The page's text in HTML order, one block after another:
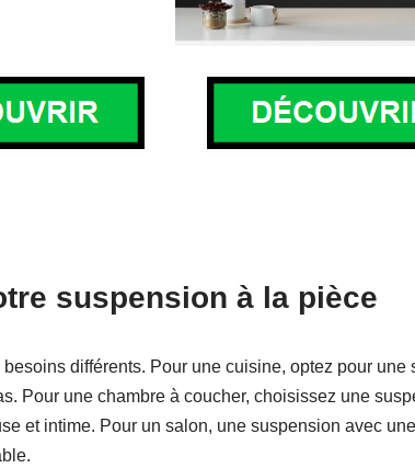
suspension à la pièce
différents. Pour une cuisine, optez pour
Pour une chambre à coucher, choisissez une
et intime. Pour un salon, une suspension avec